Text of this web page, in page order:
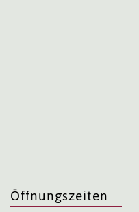
Öffnungszeiten